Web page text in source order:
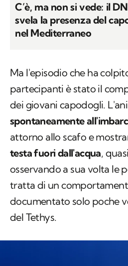
C’è, ma non si vede: il
svela la presenza del
nel Mediterraneo
Ma l'episodio che ha
partecipanti è stato il
dei giovani capodogli.
spontaneamente
attorno allo scafo e
testa fuori dall'acqua,
osservando a sua volta le
tratta di un
documentato solo poche
del Tethys.